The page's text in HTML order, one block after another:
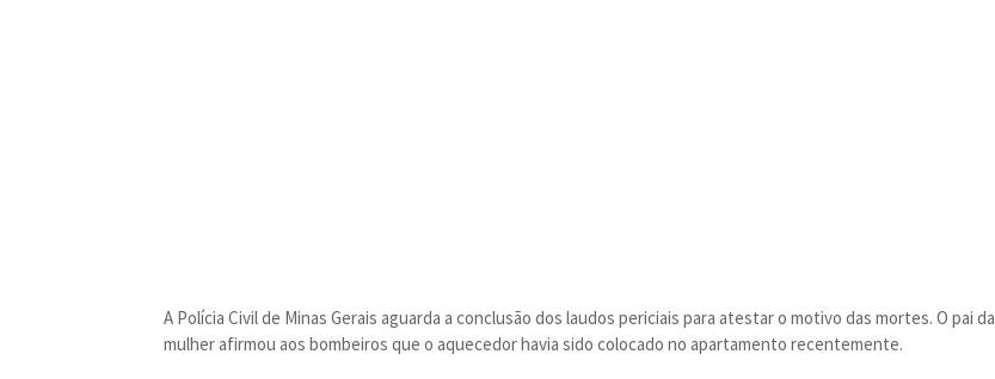
A Polícia Civil de Minas Gerais aguarda a conclusão dos laudos periciais para atestar o motivo das mortes. O pai da
mulher afirmou aos bombeiros que o aquecedor havia sido colocado no apartamento recentemente.